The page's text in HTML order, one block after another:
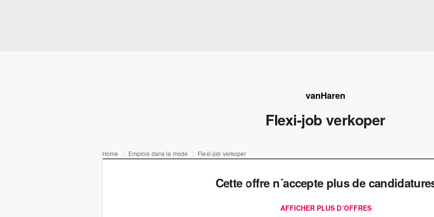
vanHaren
Flexi-job verkoper
Home Emplois dans la mode Flexi-job verkoper
Cette offre n´accepte plus de
AFFICHER PLUS D´OFFRES